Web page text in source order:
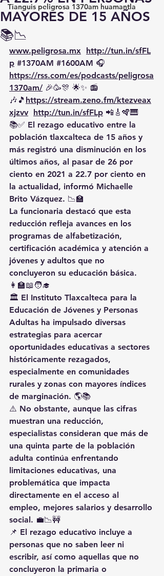
Tianguis peligrosa 1370am huamantla
MAYORES DE 15 AÑOS
📚📉
www.peligrosa.mx http://tun.in/sfFL
p #1370AM #1600AM 🎧
https://rss.com/es/podcasts/peligrosa
1370am/ 🎉🥳🎊 🌟✨ 📻
🎶🎵 https://stream.zeno.fm/ktezveax
xjzvv http://tun.in/sfFLp 📲🎸🪇🎹
📚✅ El rezago educativo entre la
población tlaxcalteca de 15 años y
más registró una disminución en los
últimos años, al pasar de 26 por
ciento en 2021 a 22.7 por ciento en
la actualidad, informó Michaelle
Brito Vázquez. 📉🏫
La funcionaria destacó que esta
reducción refleja avances en los
programas de alfabetización,
certificación académica y atención a
jóvenes y adultos que no
concluyeron su educación básica.
👩‍🏫📖🧑‍🎓
🏛️ El Instituto Tlaxcalteca para la
Educación de Jóvenes y Personas
Adultas ha impulsado diversas
estrategias para acercar
oportunidades educativas a sectores
históricamente rezagados,
especialmente en comunidades
rurales y zonas con mayores índices
de marginación. 🌎📚
⚠️ No obstante, aunque las cifras
muestran una reducción,
especialistas consideran que más de
una quinta parte de la población
adulta continúa enfrentando
limitaciones educativas, una
problemática que impacta
directamente en el acceso al
empleo, mejores salarios y desarrollo
social. 💼📉🚧
📌 El rezago educativo incluye a
personas que no saben leer ni
escribir, así como aquellas que no
concluyeron la primaria o